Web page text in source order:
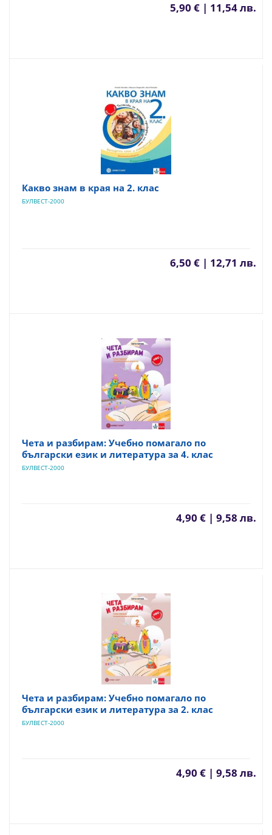
5,90 € | 11,54 лв.
Какво знам в края на 2. клас
БУЛВЕСТ-2000
6,50 € | 12,71 лв.
Чета и разбирам: Учебно помагало по
български език и литература за 4. клас
БУЛВЕСТ-2000
4,90 € | 9,58 лв.
Чета и разбирам: Учебно помагало по
български език и литература за 2. клас
БУЛВЕСТ-2000
4,90 € | 9,58 лв.